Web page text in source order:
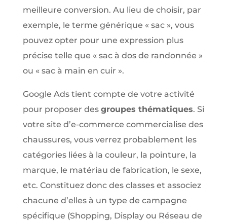
meilleure conversion. Au lieu de choisir, par
exemple, le terme générique « sac », vous
pouvez opter pour une expression plus
précise telle que « sac à dos de randonnée »
ou « sac à main en cuir ».
Google Ads tient compte de votre activité
pour proposer des groupes thématiques. Si
votre site d’e-commerce commercialise des
chaussures, vous verrez probablement les
catégories liées à la couleur, la pointure, la
marque, le matériau de fabrication, le sexe,
etc. Constituez donc des classes et associez
chacune d’elles à un type de campagne
spécifique (Shopping, Display ou Réseau de